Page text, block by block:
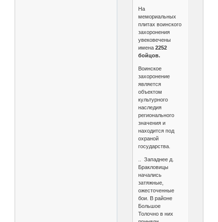
На
мемориальных
плитах воинского
захоронения
увековечены
имена 2252
бойцов.
Воинское
захоронение
является
объектом
культурного
наследия
регионального
значения и
находится под
охраной
государства.
.. Западнее д.
Бракловицы
начались
затяжные,
ожесточенные
бои. В районе
Большое
Толочно в них